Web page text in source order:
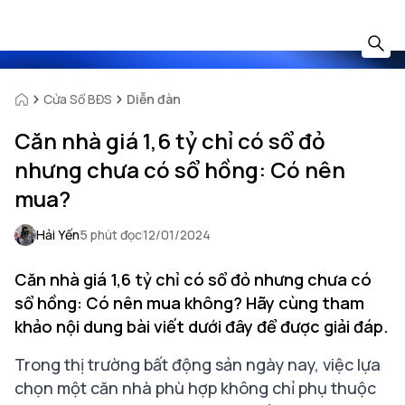
Cửa Sổ BĐS Diễn đàn
Căn nhà giá 1,6 tỷ chỉ có sổ đỏ
nhưng chưa có sổ hồng: Có nên
mua?
Hải Yến5 phút đọc12/01/2024
Căn nhà giá 1,6 tỷ chỉ có sổ đỏ nhưng chưa có
sổ hồng: Có nên mua không? Hãy cùng tham
khảo nội dung bài viết dưới đây để được giải đáp.
Trong thị trường bất động sản ngày nay, việc lựa
chọn một căn nhà phù hợp không chỉ phụ thuộc